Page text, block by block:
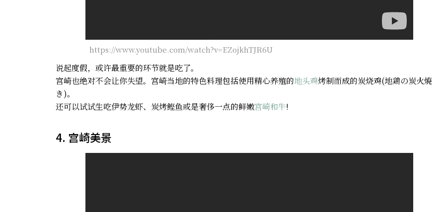
https://www.youtube.com/watch?v=EZojkhTJR6U
说起度假，或许最重要的环节就是吃了。
宫崎也绝对不会让你失望。宫崎当地的特色料理包括使用精心养殖的地头鸡烤制而成的炭烧鸡(地鶏の炭火焼
き)。
还可以试试生吃伊势龙虾、炭烤鲣鱼或是奢侈一点的鲜嫩宫崎和牛!
4. 宫崎美景